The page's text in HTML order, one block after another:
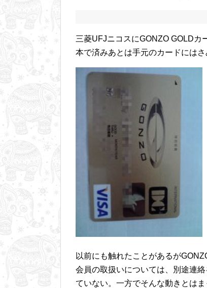
三菱UFJニコスにGONZO GOLDカ
本で済みあとは手元のカードには
以前にも触れたことがあるが
会員の取扱いについては、別途連
ていない。一方でそんな動きとは